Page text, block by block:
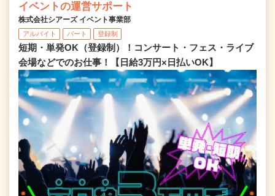
イベントの運営サポート
株式会社シアーズ イベント事業部
アルバイト パート 登録制
短期・単発OK（登録制）！コンサート・フェス・ライブ
会場などでのお仕事！【日給3万円×日払いOK】